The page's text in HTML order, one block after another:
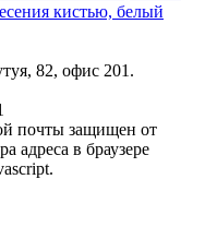
кистью, белый
82, офис 201.
почты защищен от
адреса в браузере